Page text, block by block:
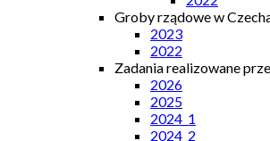
Groby rządowe w
2023
2022
Zadania realizowane
2026
2025
2024_1
2024_2